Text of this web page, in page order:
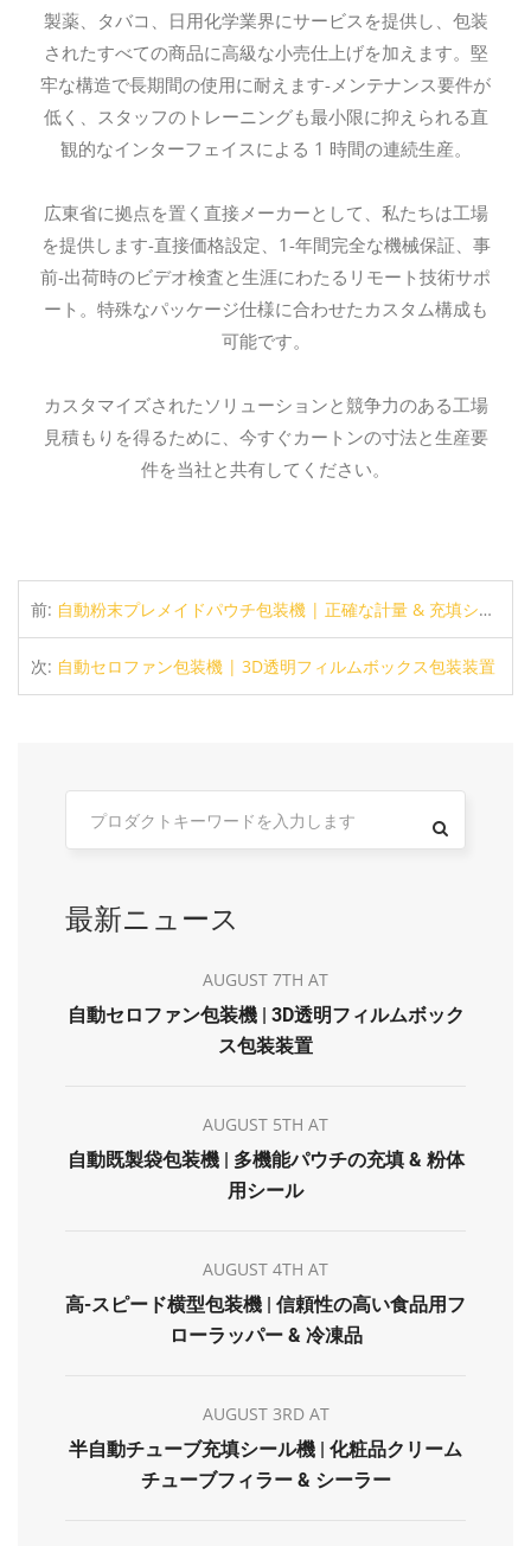
製薬、タバコ、日用化学業界にサービスを提供し、包装
されたすべての商品に高級な小売仕上げを加えます。堅
牢な構造で長期間の使用に耐えます-メンテナンス要件が
低く、スタッフのトレーニングも最小限に抑えられる直
観的なインターフェイスによる 1 時間の連続生産。
広東省に拠点を置く直接メーカーとして、私たちは工場
を提供します-直接価格設定、1-年間完全な機械保証、事
前-出荷時のビデオ検査と生涯にわたるリモート技術サポ
ート。特殊なパッケージ仕様に合わせたカスタム構成も
可能です。
カスタマイズされたソリューションと競争力のある工場
見積もりを得るために、今すぐカートンの寸法と生産要
件を当社と共有してください。
前: 自動粉末プレメイドパウチ包装機 | 正確な計量 & 充填システム
次: 自動セロファン包装機 | 3D透明フィルムボックス包装装置
最新ニュース
AUGUST 7TH AT
自動セロファン包装機 | 3D透明フィルムボック
ス包装装置
AUGUST 5TH AT
自動既製袋包装機 | 多機能パウチの充填 & 粉体
用シール
AUGUST 4TH AT
高-スピード横型包装機 | 信頼性の高い食品用フ
ローラッパー & 冷凍品
AUGUST 3RD AT
半自動チューブ充填シール機 | 化粧品クリーム
チューブフィラー & シーラー